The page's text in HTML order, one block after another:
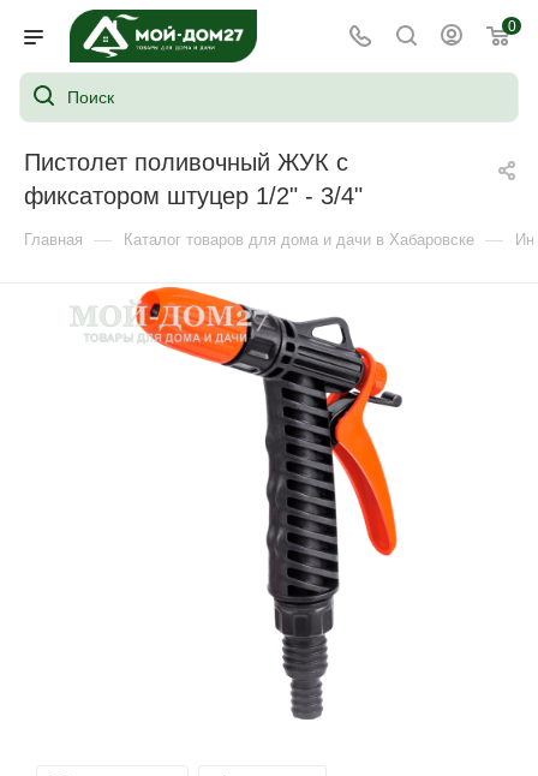
0
Пистолет поливочный ЖУК с
фиксатором штуцер 1/2" - 3/4"
Главная — Каталог товаров для дома и дачи в Хабаровске —